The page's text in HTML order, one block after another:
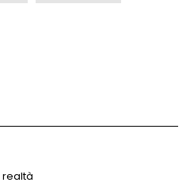
a New York #neve
realtà